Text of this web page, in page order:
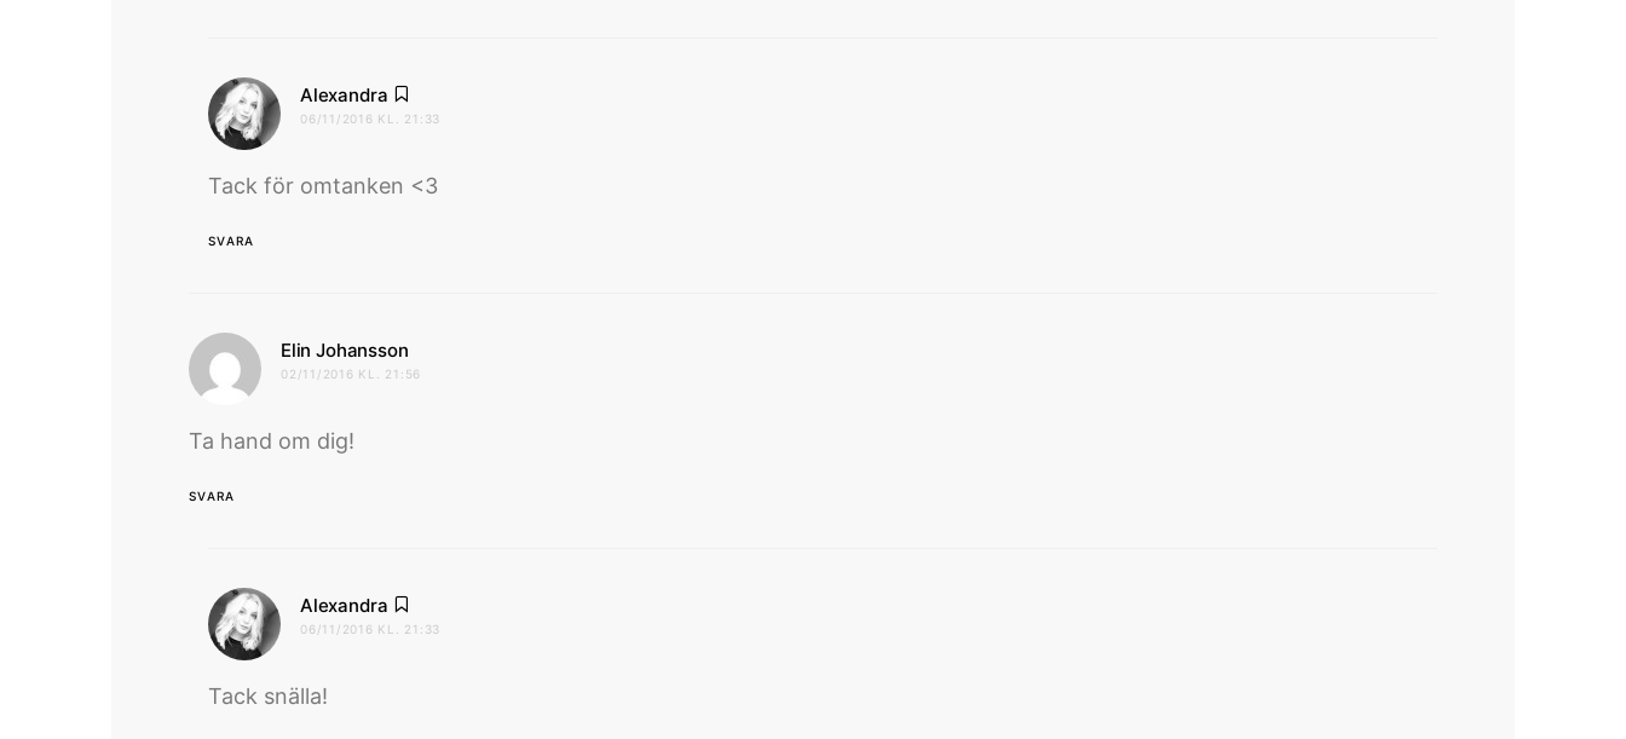
Alexandra
06/11/2016 KL. 21:33
Tack för omtanken <3
SVARA
Elin Johansson
02/11/2016 KL. 21:56
Ta hand om dig!
SVARA
Alexandra
06/11/2016 KL. 21:33
Tack snälla!